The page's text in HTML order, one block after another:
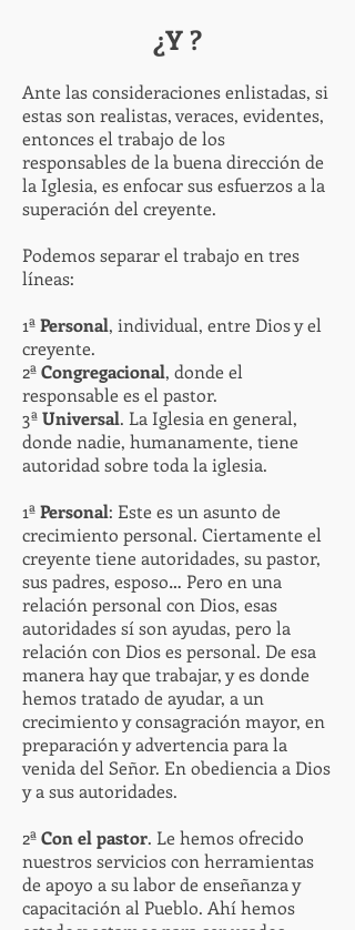
¿Y ?
Ante las consideraciones enlistadas, si
estas son realistas, veraces, evidentes,
entonces el trabajo de los
responsables de la buena dirección de
la Iglesia, es enfocar sus esfuerzos a la
superación del creyente.
Podemos separar el trabajo en tres
líneas:
1ªPersonal, individual, entre Dios y el
creyente.
2ªCongregacional, donde el
responsable es el pastor.
3ªUniversal. La Iglesia en general,
donde nadie, humanamente, tiene
autoridad sobre toda la iglesia.
1ªPersonal: Este es un asunto de
crecimiento personal. Ciertamente el
creyente tiene autoridades, su pastor,
sus padres, esposo… Pero en una
relación personal con Dios, esas
autoridades sí son ayudas, pero la
relación con Dios es personal. De esa
manera hay que trabajar, y es donde
hemos tratado de ayudar, a un
crecimiento y consagración mayor, en
preparación y advertencia para la
venida del Señor. En obediencia a Dios
y a sus autoridades.
2ªCon el pastor. Le hemos ofrecido
nuestros servicios con herramientas
de apoyo a su labor de enseñanza y
capacitación al Pueblo. Ahí hemos